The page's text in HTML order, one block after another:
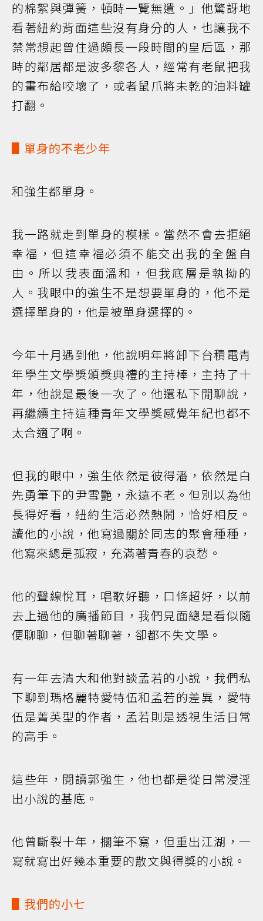
的棉絮與彈簧，頓時一覽無遺。」他驚訝地
看著紐約背面這些沒有身分的人，也讓我不
禁常想起曾住過頗長一段時間的皇后區，那
時的鄰居都是波多黎各人，經常有老鼠把我
的畫布給咬壞了，或者鼠爪將未乾的油料罐
打翻。
▋單身的不老少年
和強生都單身。
我一路就走到單身的模樣。當然不會去拒絕
幸福，但這幸福必須不能交出我的全盤自
由。所以我表面溫和，但我底層是執拗的
人。我眼中的強生不是想要單身的，他不是
選擇單身的，他是被單身選擇的。
今年十月遇到他，他說明年將卸下台積電青
年學生文學獎頒獎典禮的主持棒，主持了十
年，他說是最後一次了。他還私下閒聊說，
再繼續主持這種青年文學獎感覺年紀也都不
太合適了啊。
但我的眼中，強生依然是彼得潘，依然是白
先勇筆下的尹雪艷，永遠不老。但別以為他
長得好看，紐約生活必然熱鬧，恰好相反。
讀他的小說，他寫過關於同志的聚會種種，
他寫來總是孤寂，充滿著青春的哀愁。
他的聲線悅耳，唱歌好聽，口條超好，以前
去上過他的廣播節目，我們見面總是看似隨
便聊聊，但聊著聊著，卻都不失文學。
有一年去清大和他對談孟若的小說，我們私
下聊到瑪格麗特愛特伍和孟若的差異，愛特
伍是菁英型的作者，孟若則是透視生活日常
的高手。
這些年，閱讀郭強生，他也都是從日常浸淫
出小說的基底。
他曾斷裂十年，擱筆不寫，但重出江湖，一
寫就寫出好幾本重要的散文與得獎的小說。
▋我們的小七